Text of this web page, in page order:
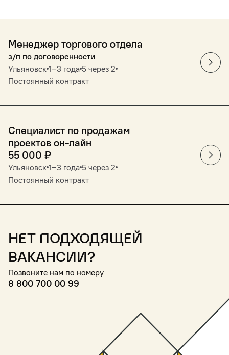
Менеджер торгового отдела
з/п по договоренности
Ульяновск 1‒3 года 5 через 2
Постоянный контракт
Специалист по продажам
проектов он-лайн
55 000 ₽
Ульяновск 1‒3 года 5 через 2
Постоянный контракт
Нет подходящей
вакансии?
Позвоните нам по номеру
8 800 700 00 99